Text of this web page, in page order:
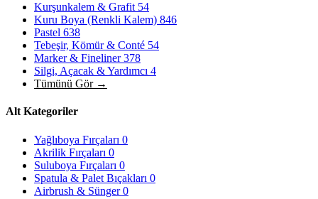
Kurşunkalem & Grafit 54
Kuru Boya (Renkli Kalem) 846
Pastel 638
Tebeşir, Kömür & Conté 54
Marker & Fineliner378
Silgi, Açacak & Yardımcı 4
Tümünü Gör →
Alt Kategoriler
Yağlıboya Fırçaları 0
Akrilik Fırçaları 0
Suluboya Fırçaları 0
Spatula & Palet Bıçakları 0
Airbrush & Sünger0